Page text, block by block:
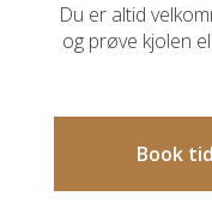
Du er altid
og prøve kjolen
Book